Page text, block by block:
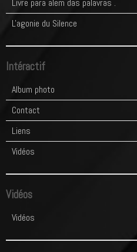
L'agonie du Silence
Intéractif
Album photo
Contact
Liens
Vidéos
Vidéos
Vidéos